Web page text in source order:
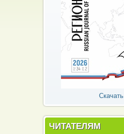
Скачать
ЧИТАТЕЛЯМ